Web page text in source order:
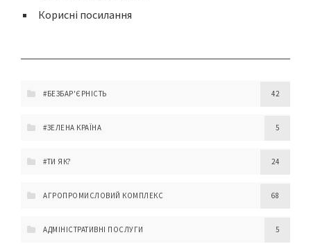
Корисні посилання
#БЕЗБАР'ЄРНІСТЬ 42
#ЗЕЛЕНА КРАЇНА 5
#ТИ ЯК? 24
АГРОПРОМИСЛОВИЙ КОМПЛЕКС 68
АДМІНІСТРАТИВНІ ПОСЛУГИ 5